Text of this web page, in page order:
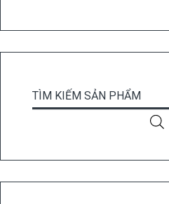
TÌM KIẾM SẢN PHẨM